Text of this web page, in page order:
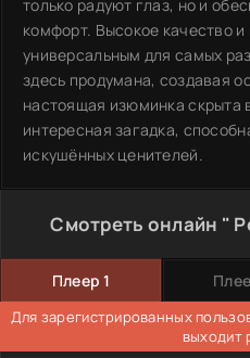
только радуют глаз, но и
комфорт. Высокое качество
универсальным для самых
здесь продумана, создавая
настоящая изюминка скрыта
интересная загадка,
искушённых ценителей.
Смотреть онлайн "
Плеер 1
Для зарегистрированных
выходит